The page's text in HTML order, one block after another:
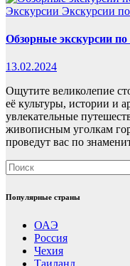
Экскурсии Экскурсии
Обзорные экскурсии
13.02.2024
Ощутите великолепие
её культуры, истории и
увлекательные
живописным уголкам
проведут вас по
Популярные страны
ОАЭ
Россия
Чехия